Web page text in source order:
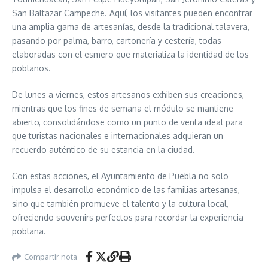
San Baltazar Campeche. Aquí, los visitantes pueden encontrar
una amplia gama de artesanías, desde la tradicional talavera,
pasando por palma, barro, cartonería y cestería, todas
elaboradas con el esmero que materializa la identidad de los
poblanos.
De lunes a viernes, estos artesanos exhiben sus creaciones,
mientras que los fines de semana el módulo se mantiene
abierto, consolidándose como un punto de venta ideal para
que turistas nacionales e internacionales adquieran un
recuerdo auténtico de su estancia en la ciudad.
Con estas acciones, el Ayuntamiento de Puebla no solo
impulsa el desarrollo económico de las familias artesanas,
sino que también promueve el talento y la cultura local,
ofreciendo souvenirs perfectos para recordar la experiencia
poblana.
Compartir nota